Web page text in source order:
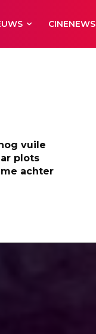
CINENEWS
vuile
plots
achter